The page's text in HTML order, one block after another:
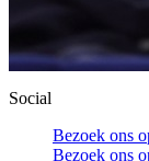
Social
Bezoek ons
Bezoek ons